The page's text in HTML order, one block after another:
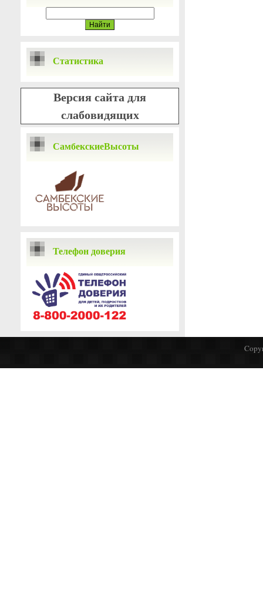
Статистика
Версия сайта для
слабовидящих
СамбекскиеВысоты
Телефон доверия